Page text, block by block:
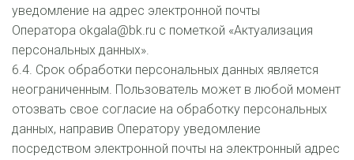
уведомление на адрес электронной почты
Оператора okgala@bk.ru с пометкой «Актуализация
персональных данных».
6.4. Срок обработки персональных данных является
неограниченным. Пользователь может в любой момент
отозвать свое согласие на обработку персональных
данных, направив Оператору уведомление
посредством электронной почты на электронный адрес